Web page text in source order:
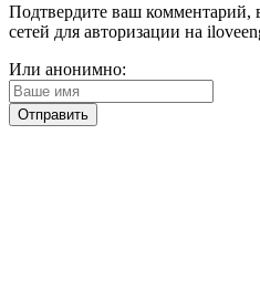
Подтвердите ваш комментарий,
сетей для авторизации на
Или анонимно: